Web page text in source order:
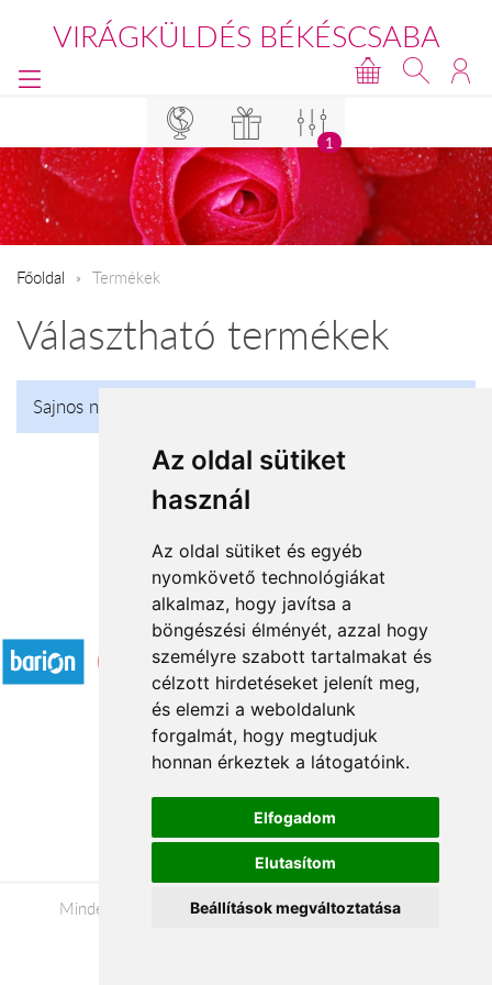
Az oldal sütiket
használ
Az oldal sütiket és egyéb
nyomkövető technológiákat
alkalmaz, hogy javítsa a
böngészési élményét, azzal hogy
személyre szabott tartalmakat és
célzott hirdetéseket jelenít meg,
és elemzi a weboldalunk
forgalmát, hogy megtudjuk
honnan érkeztek a látogatóink.
Elfogadom
Elutasítom
Beállítások megváltoztatása
VIRÁGKÜLDÉS BÉKÉSCSABA
1
Főoldal Termékek
Választható termékek
Sajnos nincs talalat!
Elfogadott fizetési módok
Impresszum
Adatkezelési tájékoztató
Minden jog fenntartva © 2026 |+36 20 488-8362